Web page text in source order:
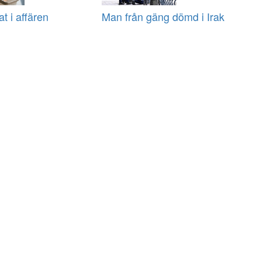
i affären Man från gäng dömd i Irak